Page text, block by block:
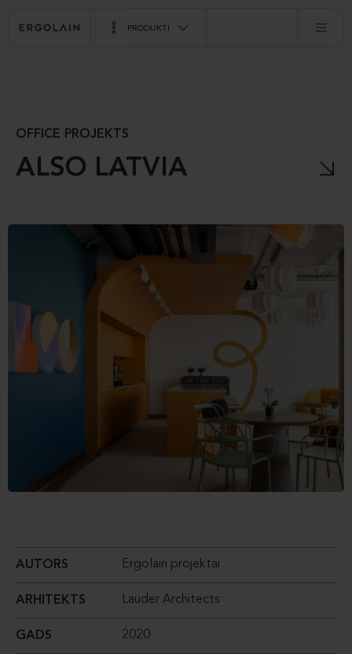
PRODUKTI
OFFICE PROJEKTS
ALSO LATVIA
AUTORS Ergolain projektai
ARHITEKTS Lauder Architects
GADS 2020